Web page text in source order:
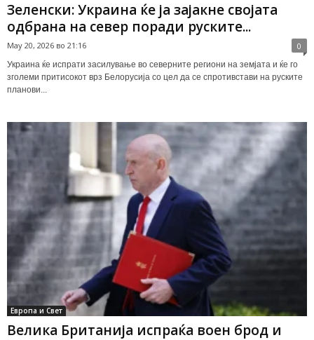
Зеленски: Украина ќе ја зајакне својата
одбрана на север поради руските...
May 20, 2026 во 21:16 0
Украина ќе испрати засилување во северните региони на земјата и ќе го
зголеми притисокот врз Белорусија со цел да се спротивстави на руските
планови...
Европа и Свет
Велика Британија испраќа воен брод и